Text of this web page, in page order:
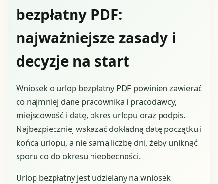
bezpłatny PDF:
najważniejsze zasady i
decyzje na start
Wniosek o urlop bezpłatny PDF powinien zawierać
co najmniej dane pracownika i pracodawcy,
miejscowość i datę, okres urlopu oraz podpis.
Najbezpieczniej wskazać dokładną datę początku i
końca urlopu, a nie samą liczbę dni, żeby uniknąć
sporu co do okresu nieobecności.
Urlop bezpłatny jest udzielany na wniosek